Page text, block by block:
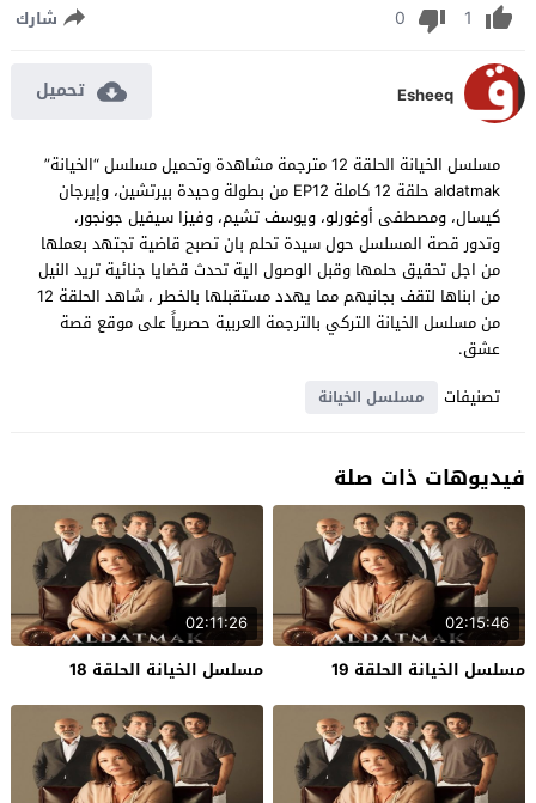
1
0 شارك
Esheeq تحميل
مسلسل الخيانة الحلقة 12 مترجمة مشاهدة وتحميل مسلسل “الخيانة”
aldatmak حلقة 12 كاملة EP12 من بطولة وحيدة بيرتشين، وإيرجان
كيسال، ومصطفى أوغورلو، ويوسف تشيم، وفيزا سيفيل جونجور،
وتدور قصة المسلسل حول سيدة تحلم بان تصبح قاضية تجتهد بعملها
من اجل تحقيق حلمها وقبل الوصول الية تحدث قضايا جنائية تريد النيل
من ابناها لتقف بجانبهم مما يهدد مستقبلها بالخطر ، شاهد الحلقة 12
من مسلسل الخيانة التركي بالترجمة العربية حصرياً على موقع قصة
عشق.
تصنيفات
مسلسل الخيانة
فيديوهات ذات صلة
02:15:46
مسلسل الخيانة الحلقة 19
02:11:26
مسلسل الخيانة الحلقة 18